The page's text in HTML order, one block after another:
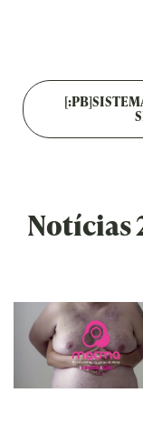
Notícias